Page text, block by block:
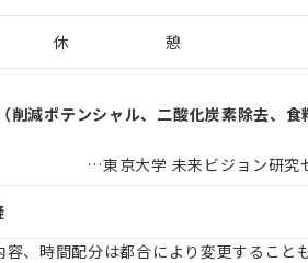
10 休 憩
削減ポテンシャル、二酸化炭素除去、
…東京大学 未来ビジョン研
容、時間配分は都合により変更すること